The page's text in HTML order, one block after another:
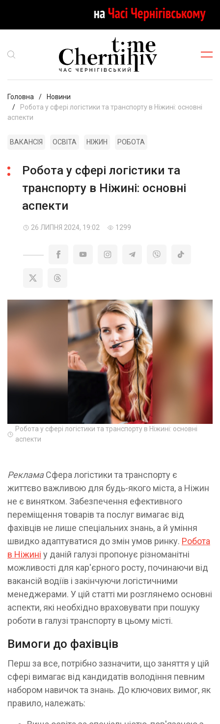
Головна
Новини
Робота у сфері логістики та транспорту в Ніжині: основні
аспекти
ВАКАНСІЯ ОСВІТА НІЖИН РОБОТА
Робота у сфері логістики та
транспорту в Ніжині: основні
аспекти
26 ЛИПНЯ 2024, 19:02 1299
Робота у сфері логістики та транспорту в Ніжині: основні
аспекти
РекламаСфера логістики та транспорту є
життєво важливою для будь-якого міста, а Ніжин
не є винятком. Забезпечення ефективного
переміщення товарів та послуг вимагає від
фахівців не лише спеціальних знань, а й уміння
швидко адаптуватися до змін умов ринку. Робота
в Ніжині у даній галузі пропонує різноманітні
можливості для кар'єрного росту, починаючи від
вакансій водіїв і закінчуючи логістичними
менеджерами. У цій статті ми розглянемо основні
аспекти, які необхідно враховувати при пошуку
роботи в галузі транспорту в цьому місті.
Вимоги до фахівців
Перш за все, потрібно зазначити, що заняття у цій
сфері вимагає від кандидатів володіння певним
набором навичок та знань. До ключових вимог, як
правило, належать: